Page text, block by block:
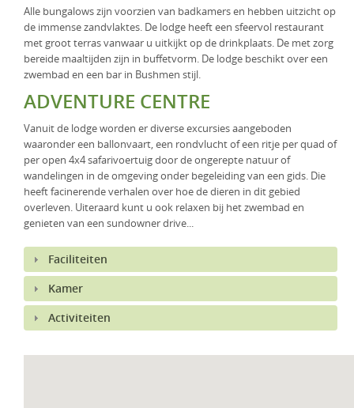
Groepsreis
Uganda
Zambia
Zimbabwe
KLM Preferred Partner
Alle bungalows zijn voorzien van badkamers en hebben uitzicht op
de immense zandvlaktes. De lodge heeft een sfeervol restaurant
met groot terras vanwaar u uitkijkt op de drinkplaats. De met zorg
bereide maaltijden zijn in buffetvorm. De lodge beschikt over een
zwembad en een bar in Bushmen stijl.
ADVENTURE CENTRE
Vanuit de lodge worden er diverse excursies aangeboden
waaronder een ballonvaart, een rondvlucht of een ritje per quad of
per open 4x4 safarivoertuig door de ongerepte natuur of
wandelingen in de omgeving onder begeleiding van een gids. Die
heeft facinerende verhalen over hoe de dieren in dit gebied
overleven. Uiteraard kunt u ook relaxen bij het zwembad en
genieten van een sundowner drive...
Faciliteiten
Kamer
Activiteiten